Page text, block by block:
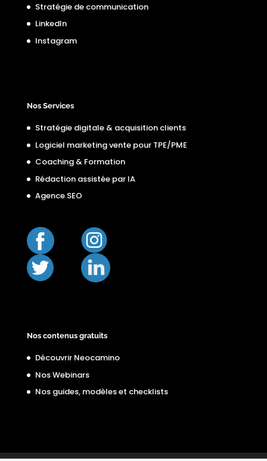
Stratégie de communication
LinkedIn
Instagram
Nos Services
Stratégie digitale & acquisition clients
Logiciel marketing vente pour TPE/PME
Coaching & Formation
Rédaction assistée par IA
Agence SEO
Nos contenus gratuits
Découvrir Neocamino
Nos Webinars
Nos guides, modèles et checklists